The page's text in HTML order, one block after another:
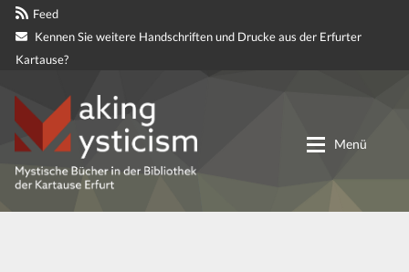
Feed
Kennen Sie weitere Handschriften und Drucke aus der Erfurter
Kartause?
Zur
Navigation
springen
Zum
Inhalt
springen
Menü